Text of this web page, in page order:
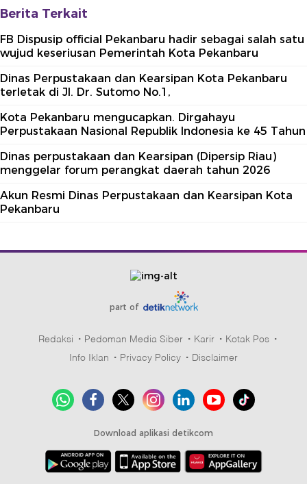
Berita Terkait
FB Dispusip official Pekanbaru hadir sebagai salah satu
wujud keseriusan Pemerintah Kota Pekanbaru
Dinas Perpustakaan dan Kearsipan Kota Pekanbaru
terletak di Jl. Dr. Sutomo No.1,
Kota Pekanbaru mengucapkan. Dirgahayu
Perpustakaan Nasional Republik Indonesia ke 45 Tahun
Dinas perpustakaan dan Kearsipan (Dipersip Riau)
menggelar forum perangkat daerah tahun 2026
Akun Resmi Dinas Perpustakaan dan Kearsipan Kota
Pekanbaru
part of
Redaksi Pedoman Media Siber Karir
Kotak Pos
Info Iklan
Privacy Policy Disclaimer
Download aplikasi detikcom